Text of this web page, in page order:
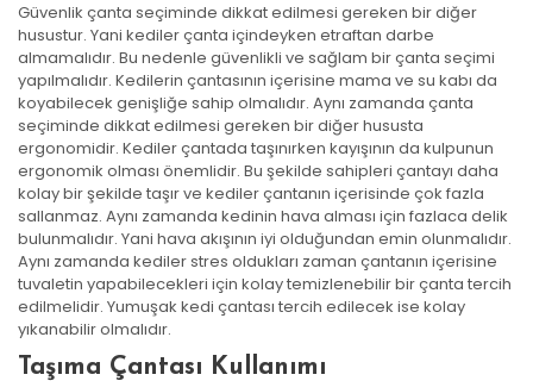
Güvenlik çanta seçiminde dikkat edilmesi gereken bir diğer
husustur. Yani kediler çanta içindeyken etraftan darbe
almamalıdır. Bu nedenle güvenlikli ve sağlam bir çanta seçimi
yapılmalıdır. Kedilerin çantasının içerisine mama ve su kabı da
koyabilecek genişliğe sahip olmalıdır. Aynı zamanda çanta
seçiminde dikkat edilmesi gereken bir diğer hususta
ergonomidir. Kediler çantada taşınırken kayışının da kulpunun
ergonomik olması önemlidir. Bu şekilde sahipleri çantayı daha
kolay bir şekilde taşır ve kediler çantanın içerisinde çok fazla
sallanmaz. Aynı zamanda kedinin hava alması için fazlaca delik
bulunmalıdır. Yani hava akışının iyi olduğundan emin olunmalıdır.
Aynı zamanda kediler stres oldukları zaman çantanın içerisine
tuvaletin yapabilecekleri için kolay temizlenebilir bir çanta tercih
edilmelidir. Yumuşak kedi çantası tercih edilecek ise kolay
yıkanabilir olmalıdır.
Taşıma Çantası Kullanımı